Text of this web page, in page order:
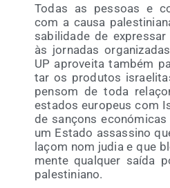
Todas as pes­soas e
com a cau­sa
sa­bi­li­da­de de
às jor­na­das
UP apro­vei­ta tam­bém
tar os pro­du­tos
pen­som de toda
esta­dos euro­peus com
de sançons
um Esta­do assas­sino
laçom nom judia e que
men­te qual­quer saí­da
palestiniano.